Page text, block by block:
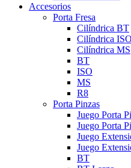
Accesorios
Porta Fresa
Cilíndrica BT
Cilíndrica ISO
Cilíndrica MS
BT
ISO
MS
R8
Porta Pinzas
Juego Porta
Juego Porta
Juego
Juego
BT